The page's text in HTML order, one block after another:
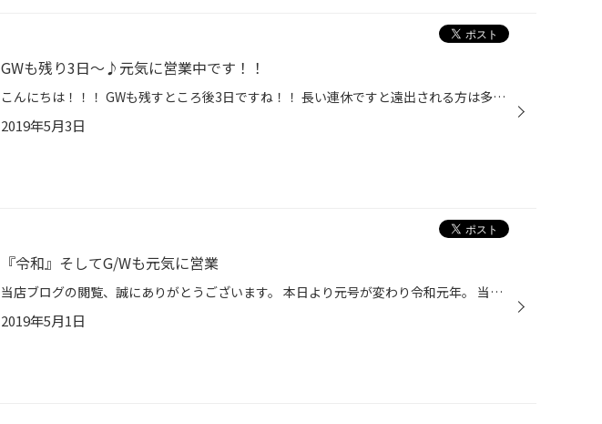
GWも残り3日～♪元気に営業中です！！
こんにちは！！！ GWも残すところ後3日ですね！！ 長い連休ですと遠出される方は多いんじゃないでしょうか？ 長距離運転されて、お車もきっと疲れてるはず、、、 当店ではお車の無料安全点検もさせて頂いてます。 エアーチェックもさせて頂いてますので、 他にもご不安な事ございましたら、 お気軽...
2019年5月3日
『令和』そしてG/Wも元気に営業
当店ブログの閲覧、誠にありがとうございます。 本日より元号が変わり令和元年。 当店での新しい機材、新しい作業手袋に書き換え 5月もタイヤ交換、お車のメンテナンス交換を元気に行なっています！ 新しい機材♪『4輪アライメントテスター』導入につきキャンペーン実施中！！！ タイヤの取付け角度...
2019年5月1日